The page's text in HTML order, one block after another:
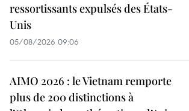
ressortissants expulsés des États-
Unis
05/08/2026 09:06
AIMO 2026 : le Vietnam remporte
plus de 200 distinctions à